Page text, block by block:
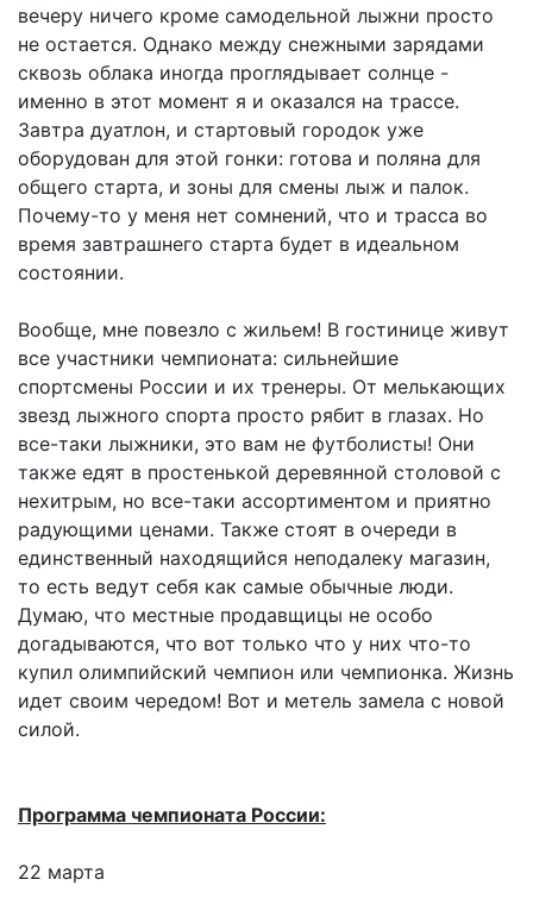
вечеру ничего кроме самодельной лыжни просто
не остается. Однако между снежными зарядами
сквозь облака иногда проглядывает солнце -
именно в этот момент я и оказался на трассе.
Завтра дуатлон, и стартовый городок уже
оборудован для этой гонки: готова и поляна для
общего старта, и зоны для смены лыж и палок.
Почему-то у меня нет сомнений, что и трасса во
время завтрашнего старта будет в идеальном
состоянии.
Вообще, мне повезло с жильем! В гостинице живут
все участники чемпионата: сильнейшие
спортсмены России и их тренеры. От мелькающих
звезд лыжного спорта просто рябит в глазах. Но
все-таки лыжники, это вам не футболисты! Они
также едят в простенькой деревянной столовой с
нехитрым, но все-таки ассортиментом и приятно
радующими ценами. Также стоят в очереди в
единственный находящийся неподалеку магазин,
то есть ведут себя как самые обычные люди.
Думаю, что местные продавщицы не особо
догадываются, что вот только что у них что-то
купил олимпийский чемпион или чемпионка. Жизнь
идет своим чередом! Вот и метель замела с новой
силой.
Программа чемпионата России:
22 марта